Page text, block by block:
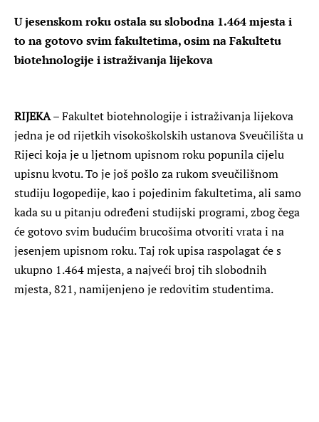
U jesenskom roku ostala su slobodna 1.464 mjesta i
to na gotovo svim fakultetima, osim na Fakultetu
biotehnologije i istraživanja lijekova
RIJEKA– Fakultet biotehnologije i istraživanja lijekova
jedna je od rijetkih visokoškolskih ustanova Sveučilišta u
Rijeci koja je u ljetnom upisnom roku popunila cijelu
upisnu kvotu. To je još pošlo za rukom sveučilišnom
studiju logopedije, kao i pojedinim fakultetima, ali samo
kada su u pitanju određeni studijski programi, zbog čega
će gotovo svim budućim brucošima otvoriti vrata i na
jesenjem upisnom roku. Taj rok upisa raspolagat će s
ukupno 1.464 mjesta, a najveći broj tih slobodnih
mjesta, 821, namijenjeno je redovitim studentima.